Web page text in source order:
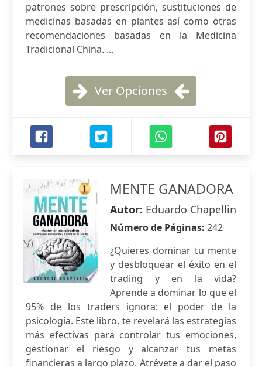
patrones sobre prescripción, sustituciones de
medicinas basadas en plantes así como otras
recomendaciones basadas en la Medicina
Tradicional China. ...
Ver Opciones
MENTE GANADORA
Autor: Eduardo Chapellin
Número de Páginas: 242
¿Quieres dominar tu mente
y desbloquear el éxito en el
trading y en la vida?
Aprende a dominar lo que el
95% de los traders ignora: el poder de la
psicología. Este libro, te revelará las estrategias
más efectivas para controlar tus emociones,
gestionar el riesgo y alcanzar tus metas
financieras a largo plazo. Atrévete a dar el paso